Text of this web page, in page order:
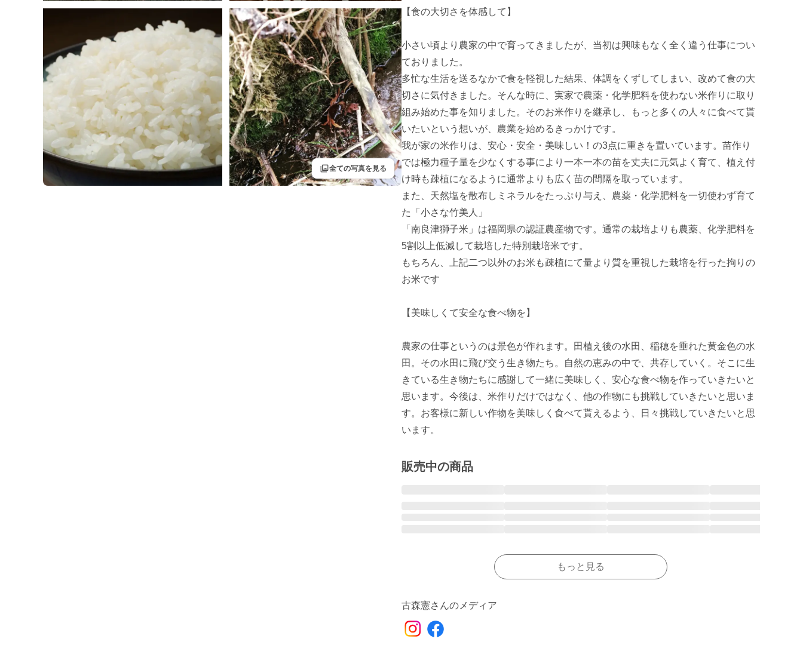
filter全ての写真を見る
【食の大切さを体感して】
小さい頃より農家の中で育ってきましたが、当初は興味もなく全く違う仕事につい
ておりました。
多忙な生活を送るなかで食を軽視した結果、体調をくずしてしまい、改めて食の大
切さに気付きました。そんな時に、実家で農薬・化学肥料を使わない米作りに取り
組み始めた事を知りました。そのお米作りを継承し、もっと多くの人々に食べて貰
いたいという想いが、農業を始めるきっかけです。
我が家の米作りは、安心・安全・美味しい！の3点に重きを置いています。苗作り
では極力種子量を少なくする事により一本一本の苗を丈夫に元気よく育て、植え付
け時も疎植になるように通常よりも広く苗の間隔を取っています。
また、天然塩を散布しミネラルをたっぷり与え、農薬・化学肥料を一切使わず育て
た「小さな竹美人」
「南良津獅子米」は福岡県の認証農産物です。通常の栽培よりも農薬、化学肥料を
5割以上低減して栽培した特別栽培米です。
もちろん、上記二つ以外のお米も疎植にて量より質を重視した栽培を行った拘りの
お米です
【美味しくて安全な食べ物を】
農家の仕事というのは景色が作れます。田植え後の水田、稲穂を垂れた黄金色の水
田。その水田に飛び交う生き物たち。自然の恵みの中で、共存していく。そこに生
きている生き物たちに感謝して一緒に美味しく、安心な食べ物を作っていきたいと
思います。今後は、米作りだけではなく、他の作物にも挑戦していきたいと思いま
す。お客様に新しい作物を美味しく食べて貰えるよう、日々挑戦していきたいと思
います。
販売中の商品
もっと見る
古森憲さんのメディア